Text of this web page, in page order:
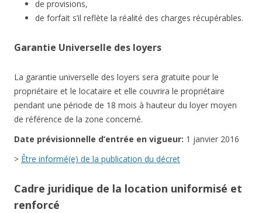
de provisions,
de forfait s’il reflète la réalité des charges récupérables.
Garantie Universelle des loyers
La garantie universelle des loyers sera gratuite pour le
propriétaire et le locataire et elle couvrira le propriétaire
pendant une période de 18 mois à hauteur du loyer moyen
de référence de la zone concerné.
Date prévisionnelle d’entrée en vigueur: 1 janvier 2016
> Être informé(e) de la publication du décret
Cadre juridique de la location uniformisé et
renforcé